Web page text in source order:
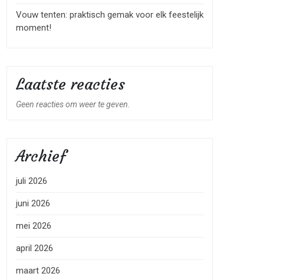
Vouw tenten: praktisch gemak voor elk feestelijk
moment!
Laatste reacties
Geen reacties om weer te geven.
Archief
juli 2026
juni 2026
mei 2026
april 2026
maart 2026